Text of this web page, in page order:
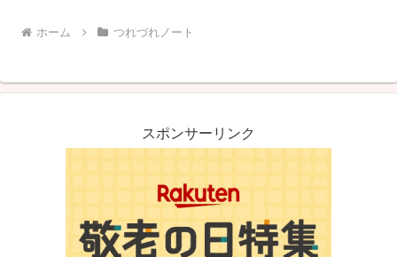
ホーム つれづれノート
スポンサーリンク